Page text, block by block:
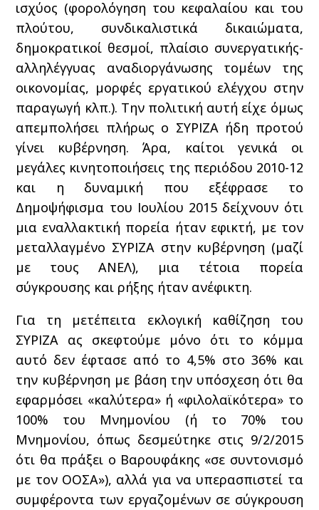
ισχύος (φορολόγηση του κεφαλαίου και του
πλούτου, συνδικαλιστικά δικαιώματα,
δημοκρατικοί θεσμοί, πλαίσιο συνεργατικής-
αλληλέγγυας αναδιοργάνωσης τομέων της
οικονομίας, μορφές εργατικού ελέγχου στην
παραγωγή κλπ.). Την πολιτική αυτή είχε όμως
απεμπολήσει πλήρως ο ΣΥΡΙΖΑ ήδη προτού
γίνει κυβέρνηση. Άρα, καίτοι γενικά οι
μεγάλες κινητοποιήσεις της περιόδου 2010-12
και η δυναμική που εξέφρασε το
Δημοψήφισμα του Ιουλίου 2015 δείχνουν ότι
μια εναλλακτική πορεία ήταν εφικτή, με τον
μεταλλαγμένο ΣΥΡΙΖΑ στην κυβέρνηση (μαζί
με τους ΑΝΕΛ), μια τέτοια πορεία
σύγκρουσης και ρήξης ήταν ανέφικτη.
Για τη μετέπειτα εκλογική καθίζηση του
ΣΥΡΙΖΑ ας σκεφτούμε μόνο ότι το κόμμα
αυτό δεν έφτασε από το 4,5% στο 36% και
την κυβέρνηση με βάση την υπόσχεση ότι θα
εφαρμόσει «καλύτερα» ή «φιλολαϊκότερα» το
100% του Μνημονίου (ή το 70% του
Μνημονίου, όπως δεσμεύτηκε στις 9/2/2015
ότι θα πράξει ο Βαρουφάκης «σε συντονισμό
με τον ΟΟΣΑ»), αλλά για να υπερασπιστεί τα
συμφέροντα των εργαζομένων σε σύγκρουση